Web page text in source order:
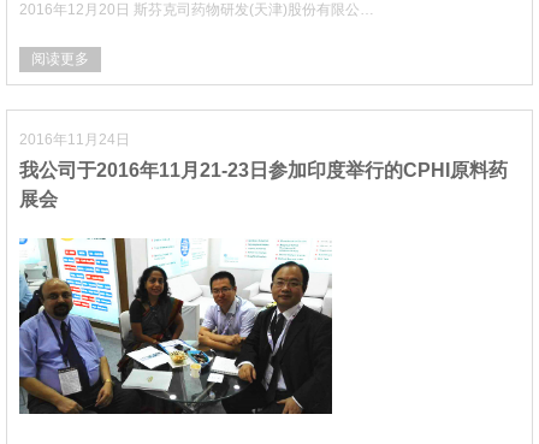
2016年12月20日 斯芬克司药物研发(天津)股份有限公…
阅读更多
2016年11月24日
我公司于2016年11月21-23日参加印度举行的CPHI原料药
展会